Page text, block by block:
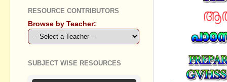
RESOURCE CONTRIBUTORS
Browse by Teacher:
SUBJECT WISE RESOURCES